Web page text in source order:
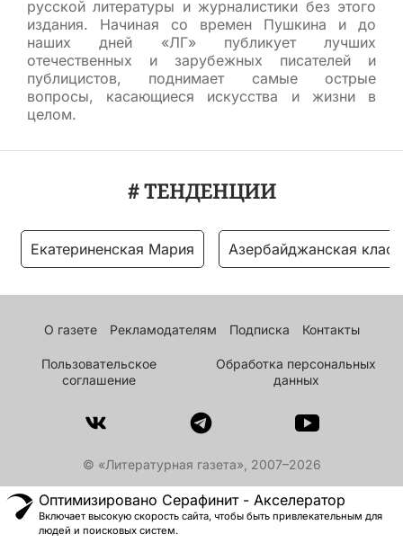
русской литературы и журналистики без этого
издания. Начиная со времен Пушкина и до
наших дней «ЛГ» публикует лучших
отечественных и зарубежных писателей и
публицистов, поднимает самые острые
вопросы, касающиеся искусства и жизни в
целом.
# ТЕНДЕНЦИИ
Екатериненская Мария Азербайджанская
О газете Рекламодателям Подписка Контакты
Пользовательское
соглашение
Обработка персональных
данных
© «Литературная газета», 2007–2026
Оптимизировано Серафинит - Акселератор
Включает высокую скорость сайта, чтобы быть привлекательным для
людей и поисковых систем.